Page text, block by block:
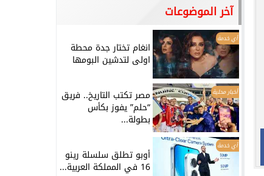
آخر الموضوعات
أي خدمة
انغام تختار جدة محطة
اولى لتدشين البومها
أخبار محلية مصر تكتب التاريخ.. فريق
“حلم” يفوز بكأس
بطولة...
أي خدمة
أوبو تطلق سلسلة رينو
16 في المملكة العربية...